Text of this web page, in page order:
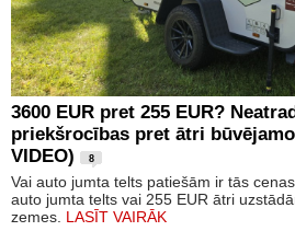
3600 EUR pret 255 EUR?
priekšrocības pret ātri
VIDEO)
8
Vai auto jumta telts patiešām ir tās
auto jumta telts vai 255 EUR ātri
zemes. LASĪT VAIRĀK